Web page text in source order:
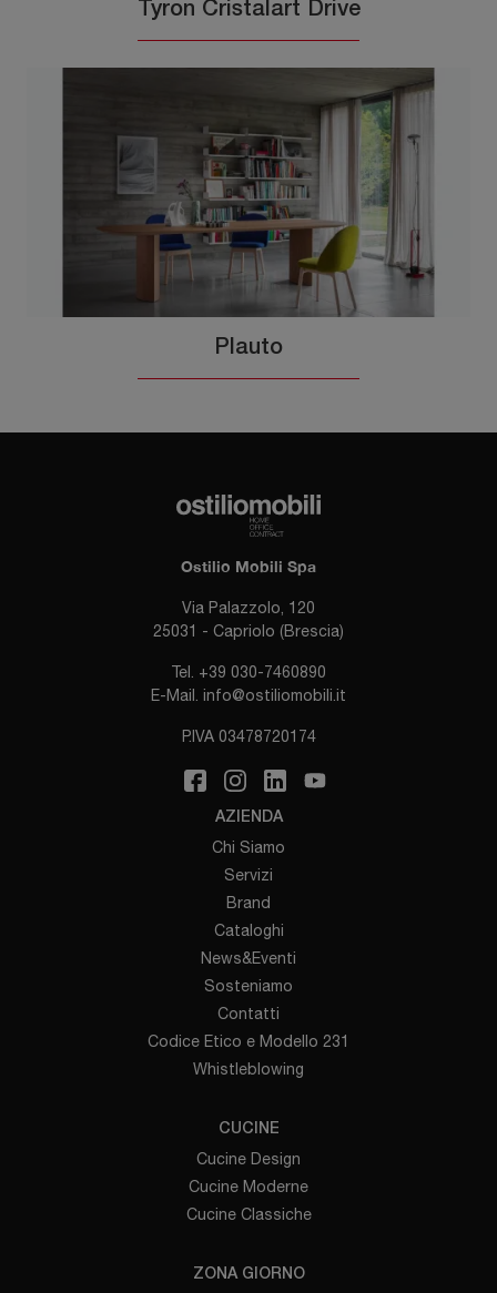
Tyron Cristalart Drive
Plauto
Ostilio Mobili Spa
Via Palazzolo, 120
25031 - Capriolo (Brescia)
Tel. +39 030-7460890
E-Mail. info@ostiliomobili.it
P.IVA 03478720174
AZIENDA
Chi Siamo
Servizi
Brand
Cataloghi
News&Eventi
Sosteniamo
Contatti
Codice Etico e Modello 231
Whistleblowing
CUCINE
Cucine Design
Cucine Moderne
Cucine Classiche
ZONA GIORNO